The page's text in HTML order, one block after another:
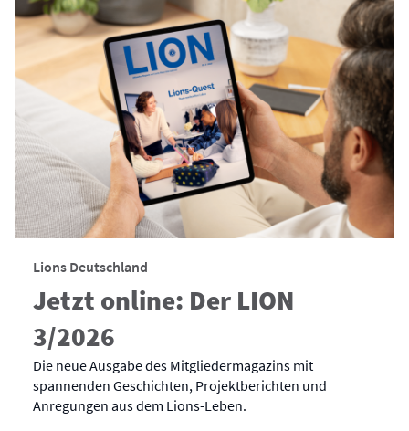
Lions Deutschland
Jetzt online: Der LION
3/2026
Die neue Ausgabe des Mitgliedermagazins mit
spannenden Geschichten, Projektberichten und
Anregungen aus dem Lions-Leben.